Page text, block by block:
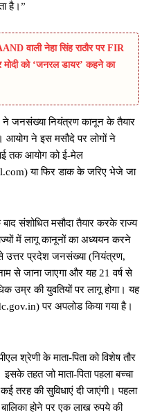
है।”
वाली नेहा सिंह राठौर पर FIR
को ‘जनरल डायर’ कहने का
ने जनसंख्या नियंत्रण कानून के तैयार
ने इस मसौदे पर लोगों ने
तक आयोग को ई-मेल
या फिर डाक के जरिए भेजे जा
संशोधित मसौदा तैयार करके राज्य
में लागू कानूनों का अध्ययन करने
उत्तर प्रदेश जनसंख्या (नियंत्रण,
से जाना जाएगा और यह 21 वर्ष से
की युवतियों पर लागू होगा। यह
पर अपलोड किया गया है।
श्रेणी के माता-पिता को विशेष तौर
तहत जो माता-पिता पहला बच्चा
तरह की सुविधाएं दी जाएंगी। पहला
होने पर एक लाख रुपये की